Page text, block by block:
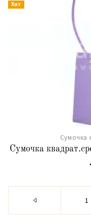
Хит
Сумочка
Сумочка